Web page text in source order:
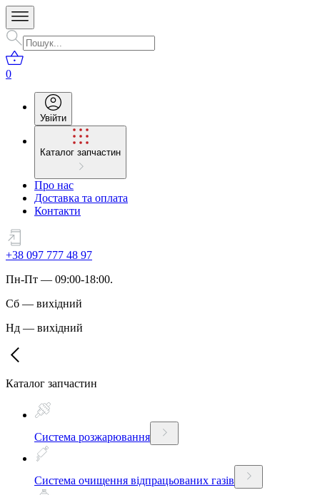
0
Увійти
Каталог запчастин
Про нас
Доставка та оплата
Контакти
+38 097 777 48 97
Пн-Пт — 09:00-18:00.
Сб — вихідний
Нд — вихідний
Каталог запчастин
Система розжарювання
Система очищення відпрацьованих газів